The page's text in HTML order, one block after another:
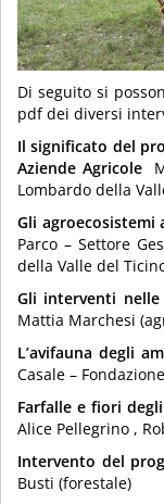
Di seguito si
pdf dei diversi
Il significato del
Aziende Agricole
Lombardo della
Gli agroecosistemi
Parco – Settore
della Valle del
Gli interventi
Mattia Marchesi
L’avifauna degli
Casale –
Farfalle e fiori
Alice Pellegrino ,
Intervento del
Busti (forestale)